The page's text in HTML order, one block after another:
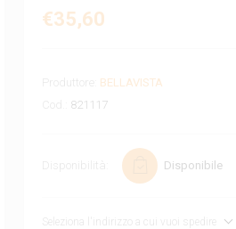
€35,60
Produttore:
BELLAVISTA
821117
Disponibilità: Disponibile
Seleziona l'indirizzo a cui vuoi spedire